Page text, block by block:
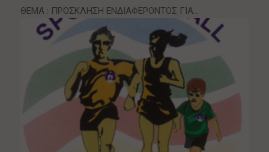
ΘΕΜΑ : ΠΡΟΣΚΛΗΣΗ ΕΝΔΙΑΦΕΡΟΝΤΟΣ ΓΙΑ…